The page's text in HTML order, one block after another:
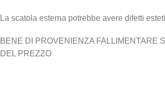
La scatola esterna potrebbe avere difetti
BENE DI PROVENIENZA FALLIMENTARE
DEL PREZZO